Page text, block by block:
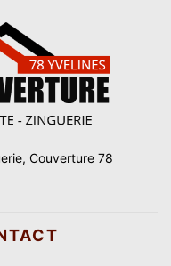
Couverture 78